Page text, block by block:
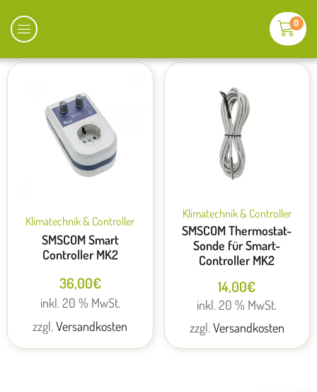
0
Klimatechnik & Controller
SMSCOM Smart
Controller MK2
36,00€
inkl. 20 % MwSt.
zzgl.Versandkosten
Klimatechnik & Controller
SMSCOM Thermostat-
Sonde für Smart-
Controller MK2
14,00€
inkl. 20 % MwSt.
zzgl. Versandkosten